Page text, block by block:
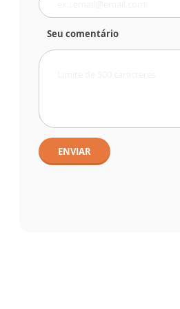
Seu comentário
ENVIAR